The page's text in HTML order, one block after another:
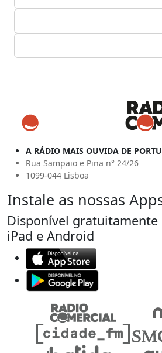
A RÁDIO MAIS OUVIDA DE
Rua Sampaio e Pina n° 24/26
1099-044 Lisboa
Instale as nossas
Disponível gratuitamente
iPad e Android